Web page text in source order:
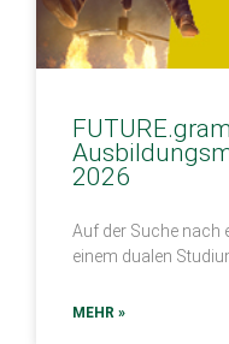
2026
Auf der Suche nach
einem dualen
MEHR »